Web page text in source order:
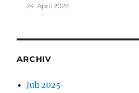
24. April 2022
ARCHIV
Juli 2025